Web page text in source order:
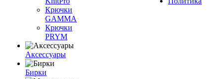
Крючки
GAMMA
Крючки
PRYM
Аксессуары
Бирки